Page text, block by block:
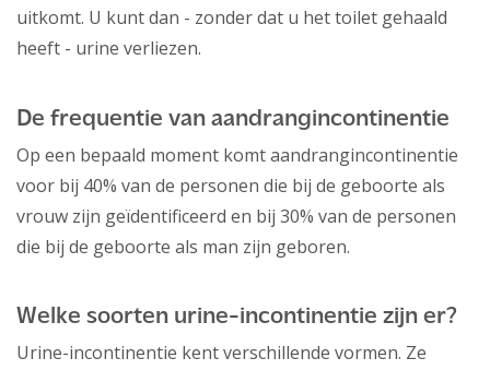
uitkomt. U kunt dan - zonder dat u het toilet gehaald
heeft - urine verliezen.
De frequentie van aandrangincontinentie
Op een bepaald moment komt aandrangincontinentie
voor bij 40% van de personen die bij de geboorte als
vrouw zijn geïdentificeerd en bij 30% van de personen
die bij de geboorte als man zijn geboren.
Welke soorten urine-incontinentie zijn er?
Urine-incontinentie kent verschillende vormen. Ze